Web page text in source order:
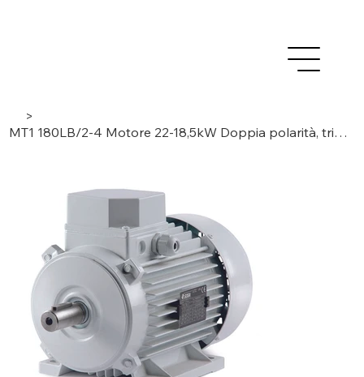
>
MT1 180LB/2-4 Motore 22-18,5kW Doppia polarità, trifase/ 2-4 poli